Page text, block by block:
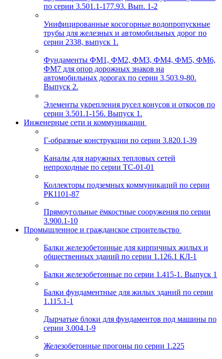
по серии 3.501.1-177.93. Вып. 1-2
Унифицированные косогорные водопропускные
трубы для железных и автомобильных дорог по
серии 2338, выпуск 1.
Фундаменты ФМ1, ФМ2, ФМ3, ФМ4, ФМ5, ФМ6,
ФМ7 для опор дорожных знаков на
автомобильных дорогах по серии 3.503.9-80.
Выпуск 2.
Элементы укрепления русел конусов и откосов по
серии 3.501.1-156. Выпуск 1.
Инженерные сети и коммуникации
Г-образные конструкции по серии 3.820.1-39
Каналы для наружных тепловых сетей
непроходные по серии ТС-01-01
Коллекторы подземных коммуникаций по серии
РК1101-87
Прямоугольные ёмкостные сооружения по серии
3.900.1-10
Промышленное и гражданское строительство
Балки железобетонные для кирпичных жилых и
общественных зданий по серии 1.126.1 КЛ-1
Балки железобетонные по серии 1.415-1. Выпуск 1
Балки фундаментные для жилых зданий по серии
1.115.1-1
Дырчатые блоки для фундаментов под машины по
серии 3.004.1-9
Железобетонные прогоны по серии 1.225